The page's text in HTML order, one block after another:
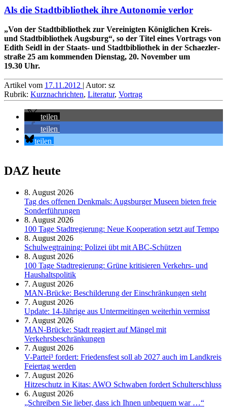
Als die Stadtbibliothek ihre Autonomie verlor
„Von der Stadtbibliothek zur Vereinigten Königlichen Kreis-
und Stadtbibliothek Augsburg“, so der Titel eines Vortrags von
Edith Seidl in der Staats- und Stadt­bibliothek in der Schaezler­
straße 25 am kommenden Dienstag, 20. November um
19.30 Uhr.
Artikel vom 17.11.2012 | Autor: sz
Rubrik: Kurznachrichten, Literatur, Vortrag
teilen
teilen
teilen
DAZ heute
8. August 2026
Tag des offenen Denkmals: Augsburger Museen bieten freie
Sonderführungen
8. August 2026
100 Tage Stadtregierung: Neue Kooperation setzt auf Tempo
8. August 2026
Schul­weg­trai­ning: Poli­zei übt mit ABC-Schüt­zen
8. August 2026
100 Tage Stadtregierung: Grüne kritisieren Verkehrs- und
Haushaltspolitik
7. August 2026
MAN-Brücke: Beschilderung der Einschränkungen steht
7. August 2026
Update: 14-Jährige aus Untermeitingen weiterhin vermisst
7. August 2026
MAN-Brücke: Stadt reagiert auf Mängel mit
Verkehrsbeschränkungen
7. August 2026
V-Partei­³ fordert: Friedens­fest soll ab 2027 auch im Land­kreis
Feier­tag werden
7. August 2026
Hitzeschutz in Kitas: AWO Schwaben fordert Schulterschluss
6. August 2026
„Schreiben Sie lieber, dass ich Ihnen unbequem war …“